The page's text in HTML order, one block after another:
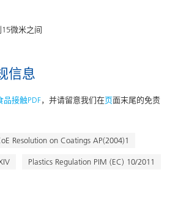
微米之间
信息
品接触PDF，并请留意我们在页面末尾的免责
Resolution on Coatings AP(2004)1
Plastics Regulation PIM (EC) 10/2011